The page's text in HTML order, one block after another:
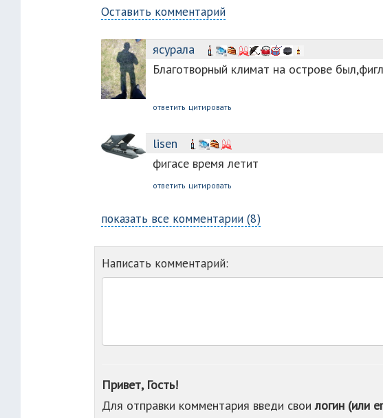
Оставить комментарий
ясурала
Благотворный климат на острове
ответить цитировать
lisen
фигасе время летит
ответить цитировать
показать все комментарии (8)
Написать комментарий:
Привет, Гость!
Для отправки комментария введи своилогин (или